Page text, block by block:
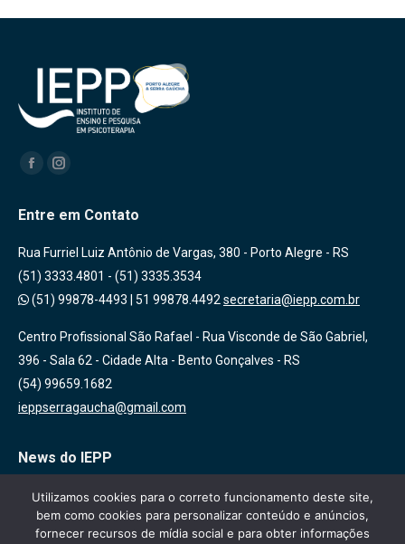
Encontre-nos em:
FacebookInstagram
Entre em Contato
Rua Furriel Luiz Antônio de Vargas, 380 - Porto Alegre - RS
(51) 3333.4801 - (51) 3335.3534
(51) 99878-4493
51 99878.4492 secretaria@iepp.com.br
Centro Profissional São Rafael - Rua Visconde de São Gabriel,
396 - Sala 62 - Cidade Alta - Bento Gonçalves - RS
(54) 99659.1682
ieppserragaucha@gmail.com
News do IEPP
Inscreva-se em nossa lista de emails para receber novidades
sobre nossas atividades, cursos e eventos!
Utilizamos cookies para o correto funcionamento deste site,
bem como cookies para personalizar conteúdo e anúncios,
fornecer recursos de mídia social e para obter informações